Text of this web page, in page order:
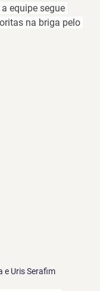
equipe segue
na briga pelo
e Uris Serafim